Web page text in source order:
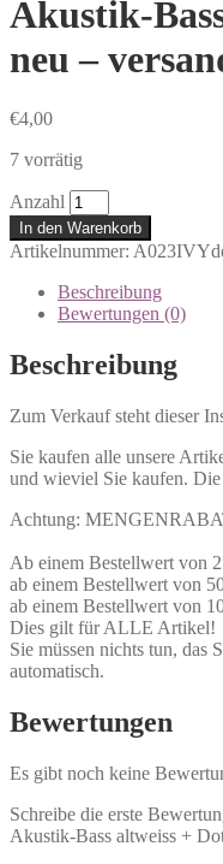
Akustik-
neu –
€4,00
7 vorrätig
Anzahl
In den Warenkorb
Artikelnummer:
Beschreibung
Bewertungen (0)
Beschreibung
Zum Verkauf steht dieser
Sie kaufen alle unsere
und wieviel Sie kaufen.
Achtung:
Ab einem Bestellwert von
ab einem Bestellwert von
ab einem Bestellwert von
Dies gilt für ALLE Artikel!
Sie müssen nichts tun, das
automatisch.
Bewertungen
Es gibt noch keine
Schreibe die erste
Akustik-Bass altweiss +